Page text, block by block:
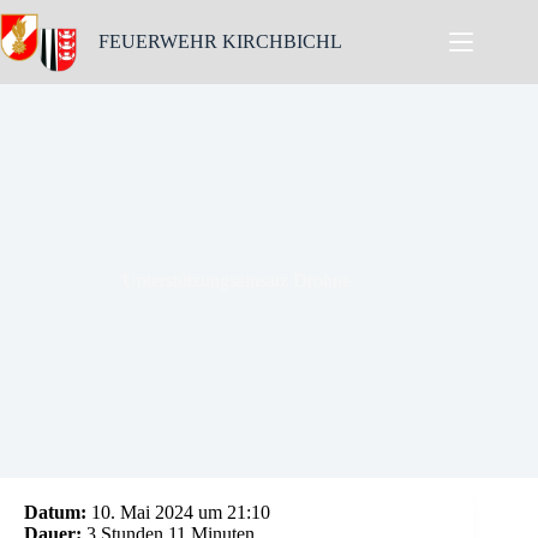
Skip
to
content
FEUERWEHR KIRCHBICHL
Datum: 10. Mai 2024 um 21:10
Dauer: 3 Stunden 11 Minuten